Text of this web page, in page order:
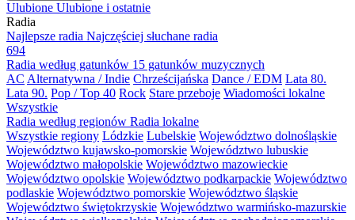
Ulubione Ulubione i ostatnie
Radia
Najlepsze radia Najczęściej słuchane radia
694
Radia według gatunków 15 gatunków muzycznych
AC Alternatywna / Indie Chrześcijańska Dance / EDM Lata 80.
Lata 90. Pop / Top 40 Rock Stare przeboje Wiadomości lokalne
Wszystkie
Radia według regionów Radia lokalne
Wszystkie regiony Lódzkie Lubelskie Województwo dolnośląskie
Województwo kujawsko-pomorskie Województwo lubuskie
Województwo małopolskie Województwo mazowieckie
Województwo opolskie Województwo podkarpackie Województwo
podlaskie Województwo pomorskie Województwo śląskie
Województwo świętokrzyskie Województwo warmińsko-mazurskie